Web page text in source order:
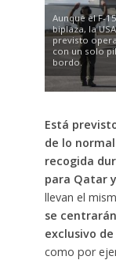
Aunque el F-
biplaza, la
previsto
con un solo
bordo.
Está
de lo normal
recogida
para Qatar
llevan el
se
exclusivo
como por